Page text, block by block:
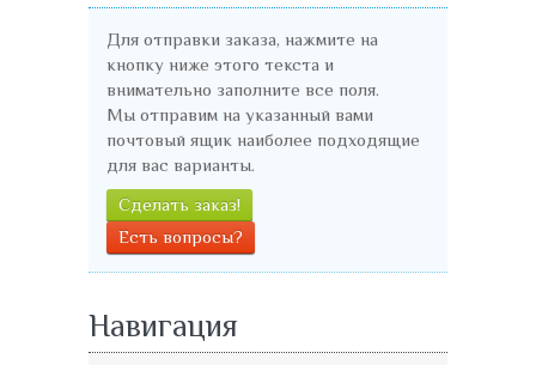
Для отправки заказа, нажмите на
кнопку ниже этого текста и
внимательно заполните все поля.
Мы отправим на указанный вами
почтовый ящик наиболее подходящие
для вас варианты.
Сделать заказ!
Есть вопросы?
Навигация